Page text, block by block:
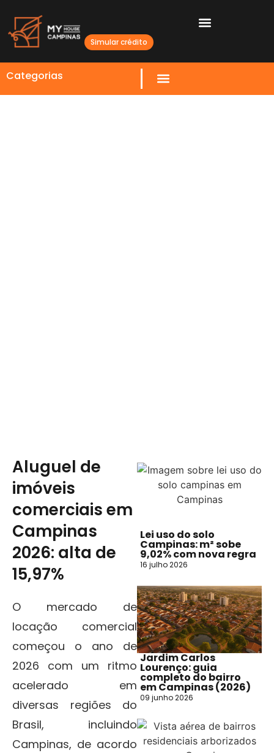
Simular crédito
Categorias
Aluguel de
imóveis
comerciais em
Campinas
2026: alta de
15,97%
O mercado de
locação comercial
começou o ano de
2026 com um ritmo
acelerado em
diversas regiões do
Brasil, incluindo
Campinas, de acordo
Lei uso do solo
Campinas: m² sobe
9,02% com nova regra
16 julho 2026
Jardim Carlos
Lourenço: guia
completo do bairro
em Campinas (2026)
09 junho 2026